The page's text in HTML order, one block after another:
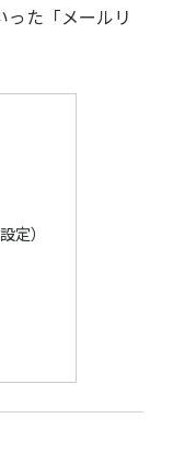
った「メールリ
定）